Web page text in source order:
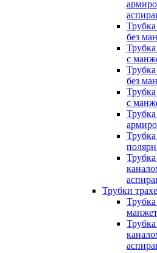
без
с
без
с
Трубка
Трубка
Трубка
Трубки
Трубка
Трубка